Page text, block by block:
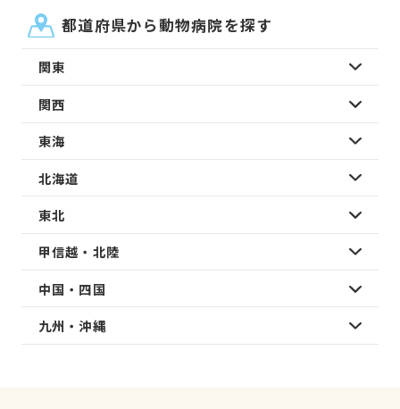
都道府県から動物病院を探す
関東
関西
東海
北海道
東北
甲信越・北陸
中国・四国
九州・沖縄